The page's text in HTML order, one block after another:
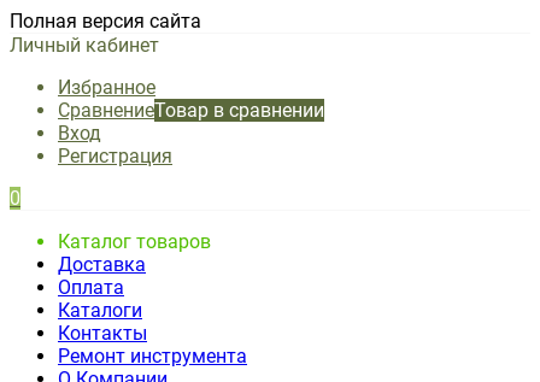
Полная версия сайта
Личный кабинет
Избранное
СравнениеТовар в сравнении
Вход
Регистрация
0
Каталог товаров
Доставка
Оплата
Каталоги
Контакты
Ремонт инструмента